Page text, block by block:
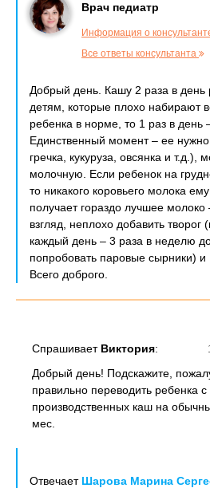
Врач педиатр
Информация о
Все ответы консультанта
Добрый день. Кашу 2 раза в день
детям, которые плохо набирают
ребенка в норме, то 1 раз в день
Единственный момент – ее нужно
гречка, кукуруза, овсянка и т.д.),
молочную. Если ребенок на
то никакого коровьего молока
получает гораздо лучшее
взгляд, неплохо добавить творог
каждый день – 3 раза в неделю
попробовать паровые сырники) и
Всего доброго.
Спрашивает Виктория:
Добрый день! Подскажите,
правильно переводить ребенка с
производственных каш на
мес.
Отвечает Шарова Марина